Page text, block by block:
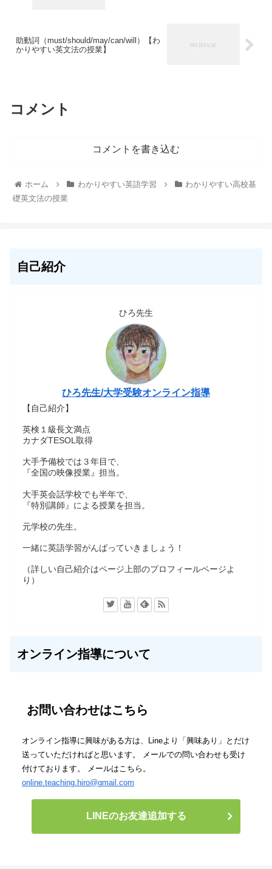
助動詞（must/should/may/can/will）【わ
かりやすい英文法の授業】
コメント
コメントを書き込む
ホーム わかりやすい英語学習
わかりやすい高校基
礎英文法の授業
自己紹介
ひろ先生
ひろ先生/大学受験オンライン指導
【自己紹介】
英検１級長文満点
カナダTESOL取得
大手予備校では３年目で、
『全国の映像授業』担当。
大手英会話学校でも半年で、
『特別講師』による授業を担当。
元学校の先生。
一緒に英語学習がんばっていきましょう！
（詳しい自己紹介はページ上部のプロフィールページよ
り）
オンライン指導について
お問い合わせはこちら
オンライン指導に興味がある方は、Lineより「興味あり」とだけ
送っていただければと思います。 メールでの問い合わせも受け
付けております。 メールはこちら。
online.teaching.hiro@gmail.com
LINEのお友達追加する